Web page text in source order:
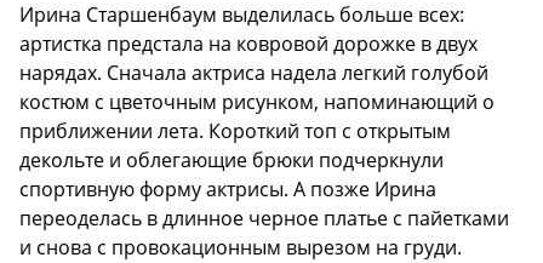
Ирина Старшенбаум выделилась больше всех:
артистка предстала на ковровой дорожке в двух
нарядах. Сначала актриса надела легкий голубой
костюм с цветочным рисунком, напоминающий о
приближении лета. Короткий топ с открытым
декольте и облегающие брюки подчеркнули
спортивную форму актрисы. А позже Ирина
переоделась в длинное черное платье с пайетками
и снова с провокационным вырезом на груди.